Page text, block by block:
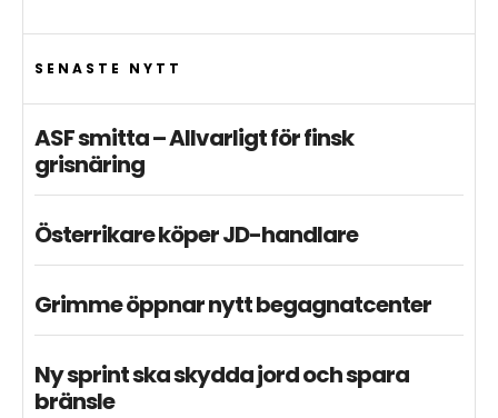
SENASTE NYTT
ASF smitta – Allvarligt för finsk
grisnäring
Österrikare köper JD-handlare
Grimme öppnar nytt begagnatcenter
Ny sprint ska skydda jord och spara
bränsle